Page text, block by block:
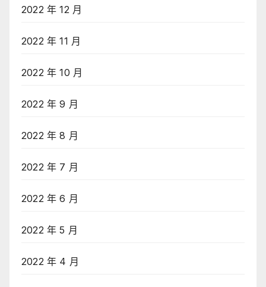
2022 年 12 月
2022 年 11 月
2022 年 10 月
2022 年 9 月
2022 年 8 月
2022 年 7 月
2022 年 6 月
2022 年 5 月
2022 年 4 月